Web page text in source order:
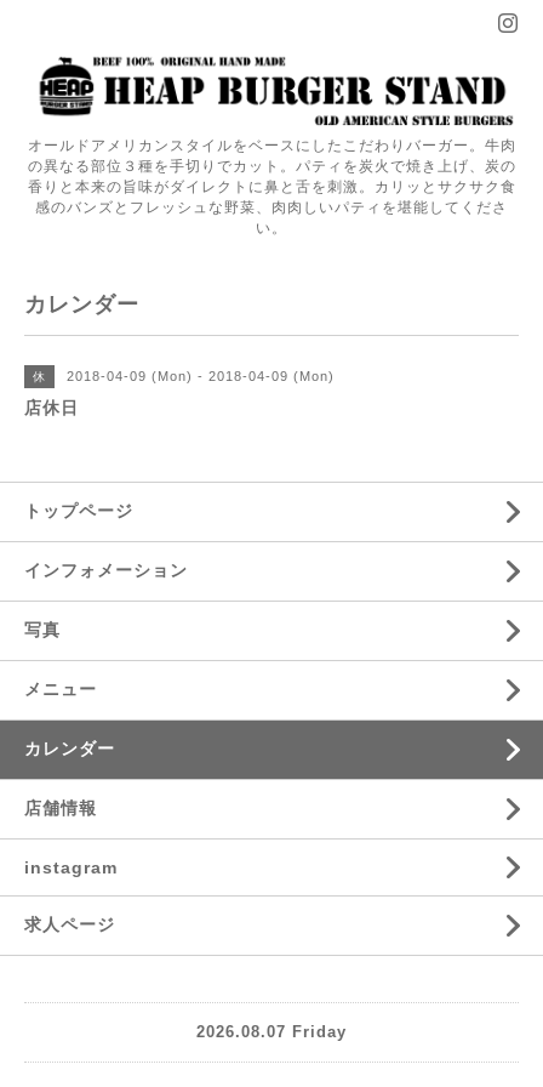
オールドアメリカンスタイルをベースにしたこだわりバーガー。牛肉
の異なる部位３種を手切りでカット。パティを炭火で焼き上げ、炭の
香りと本来の旨味がダイレクトに鼻と舌を刺激。カリッとサクサク食
感のバンズとフレッシュな野菜、肉肉しいパティを堪能してくださ
い。
カレンダー
休 2018-04-09 (Mon) - 2018-04-09 (Mon)
店休日
トップページ
インフォメーション
写真
メニュー
カレンダー
店舗情報
instagram
求人ページ
2026.08.07 Friday